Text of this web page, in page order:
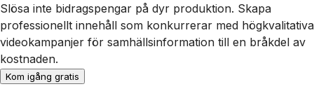
Slösa inte bidragspengar på dyr produktion. Skapa
professionellt innehåll som konkurrerar med högkvalitativa
videokampanjer för samhällsinformation till en bråkdel av
kostnaden.
Kom igång gratis